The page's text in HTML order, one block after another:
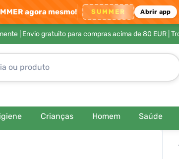
agora mesmo! SUMMER Abrir app
| Envio gratuito para compras acima de 80 EUR|
Crianças Homem Saúde